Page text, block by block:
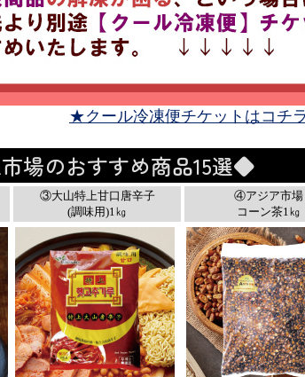
★クール冷凍便チケットはコチ